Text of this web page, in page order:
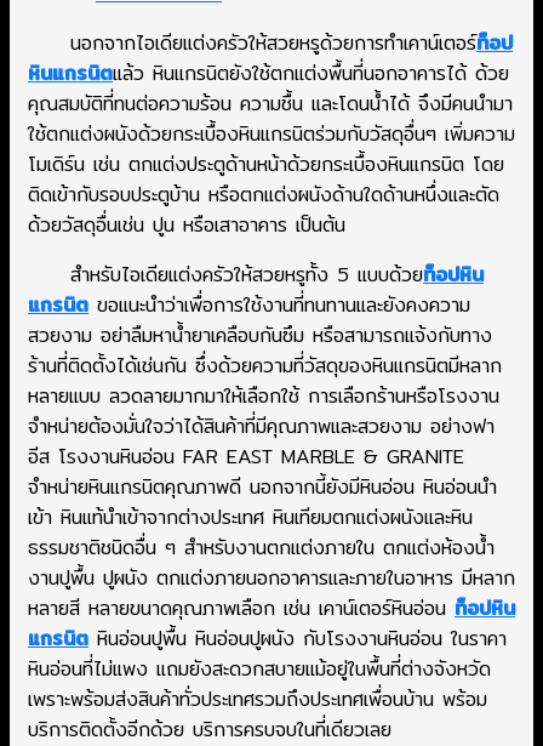
นอกจากไอเดียแต่งครัวให้สวยหรูด้วยการทำเคาน์เตอร์ท็อป
หินแกรนิตแล้ว หินแกรนิตยังใช้ตกแต่งพื้นที่นอกอาคารได้ ด้วย
คุณสมบัติที่ทนต่อความร้อน ความชื้น และโดนน้ำได้ จึงมีคนนำมา
ใช้ตกแต่งผนังด้วยกระเบื้องหินแกรนิตร่วมกับวัสดุอื่นๆ เพิ่มความ
โมเดิร์น เช่น ตกแต่งประตูด้านหน้าด้วยกระเบื้องหินแกรนิต โดย
ติดเข้ากับรอบประตูบ้าน หรือตกแต่งผนังด้านใดด้านหนึ่งและตัด
ด้วยวัสดุอื่นเช่น ปูน หรือเสาอาคาร เป็นต้น
สำหรับไอเดียแต่งครัวให้สวยหรูทั้ง 5 แบบด้วยท็อปหิน
แกรนิต ขอแนะนำว่าเพื่อการใช้งานที่ทนทานและยังคงความ
สวยงาม อย่าลืมหาน้ำยาเคลือบกันซึม หรือสามารถแจ้งกับทาง
ร้านที่ติดตั้งได้เช่นกัน ซึ่งด้วยความที่วัสดุของหินแกรนิตมีหลาก
หลายแบบ ลวดลายมากมาให้เลือกใช้ การเลือกร้านหรือโรงงาน
จำหน่ายต้องมั่นใจว่าได้สินค้าที่มีคุณภาพและสวยงาม อย่างฟา
อีส โรงงานหินอ่อน FAR EAST MARBLE & GRANITE
จำหน่ายหินแกรนิตคุณภาพดี นอกจากนี้ยังมีหินอ่อน หินอ่อนนำ
เข้า หินแท้นำเข้าจากต่างประเทศ หินเทียมตกแต่งผนังและหิน
ธรรมชาติชนิดอื่น ๆ สำหรับงานตกแต่งภายใน ตกแต่งห้องน้ำ
งานปูพื้น ปูผนัง ตกแต่งภายนอกอาคารและภายในอาหาร มีหลาก
หลายสี หลายขนาดคุณภาพเลือก เช่น เคาน์เตอร์หินอ่อน ท็อปหิน
แกรนิต หินอ่อนปูพื้น หินอ่อนปูผนัง กับโรงงานหินอ่อน ในราคา
หินอ่อนที่ไม่แพง แถมยังสะดวกสบายแม้อยู่ในพื้นที่ต่างจังหวัด
เพราะพร้อมส่งสินค้าทั่วประเทศรวมถึงประเทศเพื่อนบ้าน พร้อม
บริการติดตั้งอีกด้วย บริการครบจบในที่เดียวเลย